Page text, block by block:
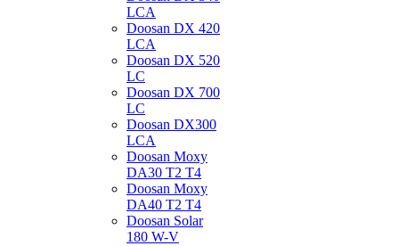
LCA
Doosan DX 420
LCA
Doosan DX 520
LC
Doosan DX 700
LC
Doosan DX300
LCA
Doosan Moxy
DA30 T2 T4
Doosan Moxy
DA40 T2 T4
Doosan Solar
180 W-V